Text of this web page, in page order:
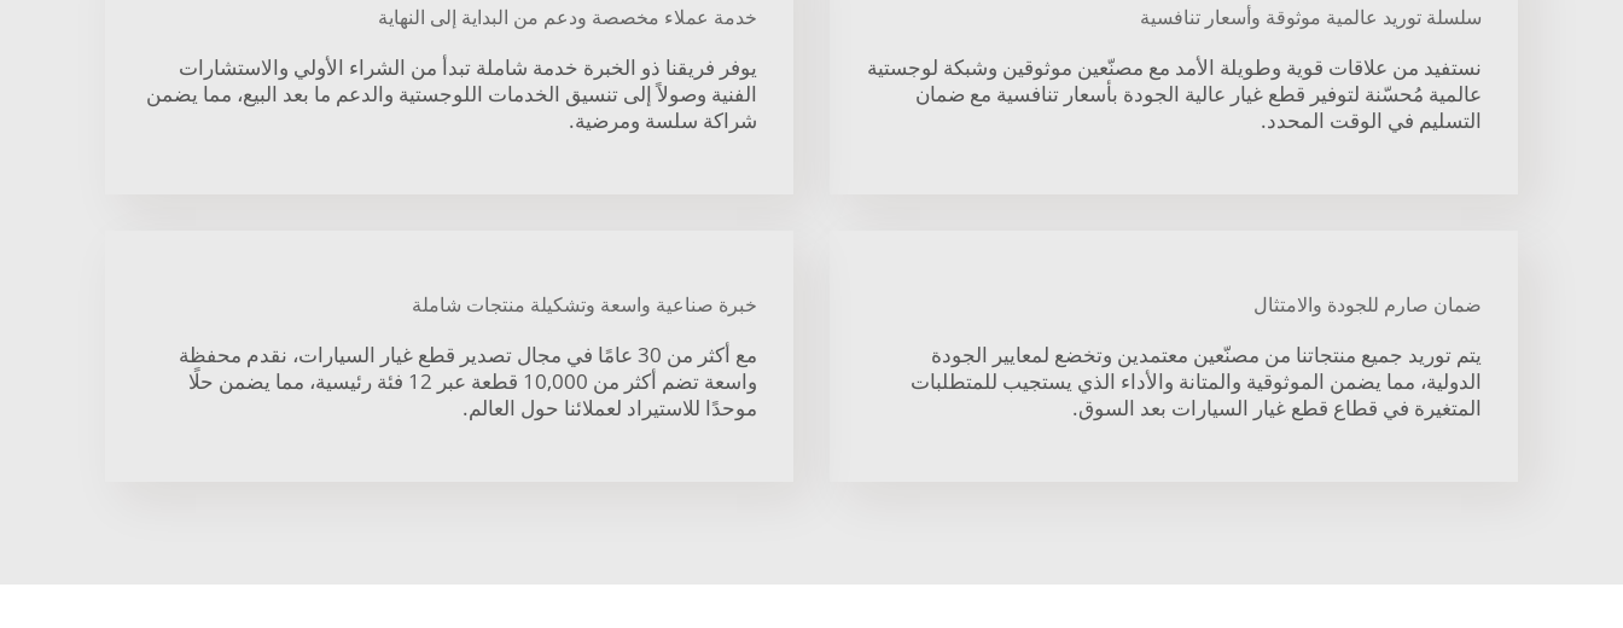
سلسلة توريد عالمية موثوقة وأسعار تنافسية
نستفيد من علاقات قوية وطويلة الأمد مع مصنّعين موثوقين وشبكة لوجستية
عالمية مُحسّنة لتوفير قطع غيار عالية الجودة بأسعار تنافسية مع ضمان
التسليم في الوقت المحدد.
خدمة عملاء مخصصة ودعم من البداية إلى النهاية
يوفر فريقنا ذو الخبرة خدمة شاملة تبدأ من الشراء الأولي والاستشارات
الفنية وصولاً إلى تنسيق الخدمات اللوجستية والدعم ما بعد البيع، مما يضمن
شراكة سلسة ومرضية.
ضمان صارم للجودة والامتثال
يتم توريد جميع منتجاتنا من مصنّعين معتمدين وتخضع لمعايير الجودة
الدولية، مما يضمن الموثوقية والمتانة والأداء الذي يستجيب للمتطلبات
المتغيرة في قطاع قطع غيار السيارات بعد السوق.
خبرة صناعية واسعة وتشكيلة منتجات شاملة
مع أكثر من 30 عامًا في مجال تصدير قطع غيار السيارات، نقدم محفظة
واسعة تضم أكثر من 10,000 قطعة عبر 12 فئة رئيسية، مما يضمن حلًا
موحدًا للاستيراد لعملائنا حول العالم.